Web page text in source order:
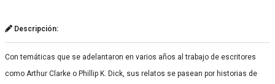
Descripción:
Con temáticas que se adelantaron en varios años al trabajo de escritores
como Arthur Clarke o Phillip K. Dick, sus relatos se pasean por historias de